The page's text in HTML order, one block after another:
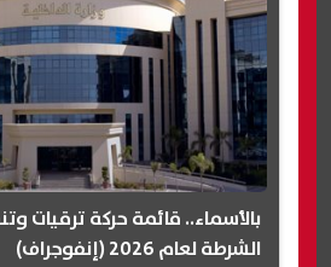
بالأسماء.. قائمة حركة ترقيات
الشرطة لعام 2026 (إنفوجراف)